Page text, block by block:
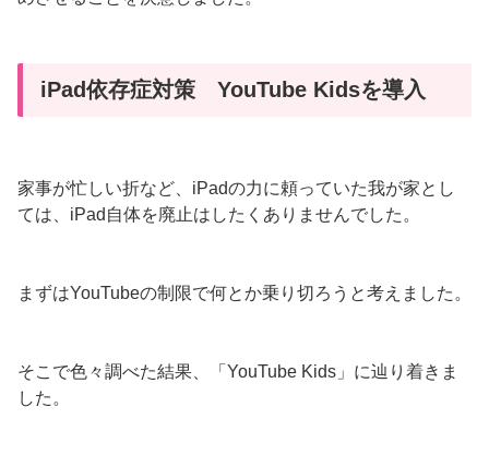
iPad依存症対策 YouTube Kidsを導入
家事が忙しい折など、iPadの力に頼っていた我が家とし
ては、iPad自体を廃止はしたくありませんでした。
まずはYouTubeの制限で何とか乗り切ろうと考えました。
そこで色々調べた結果、「YouTube Kids」に辿り着きま
した。